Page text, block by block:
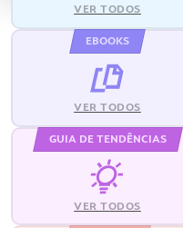
VER TODOS
EBOOKS
VER TODOS
GUIA DE TENDÊNCIAS
VER TODOS